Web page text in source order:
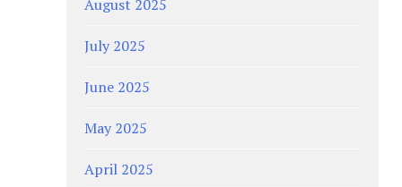
August 2025
July 2025
June 2025
May 2025
April 2025